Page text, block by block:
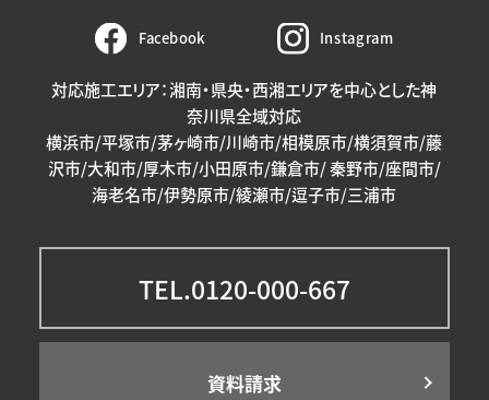
Facebook Instagram
対応施工エリア：湘南・県央・西湘エリアを中心とした神
奈川県全域対応
横浜市/平塚市/茅ヶ崎市/川崎市/相模原市/横須賀市/藤
沢市/大和市/厚木市/小田原市/鎌倉市/ 秦野市/座間市/
海老名市/伊勢原市/綾瀬市/逗子市/三浦市
TEL.0120-000-667
資料請求